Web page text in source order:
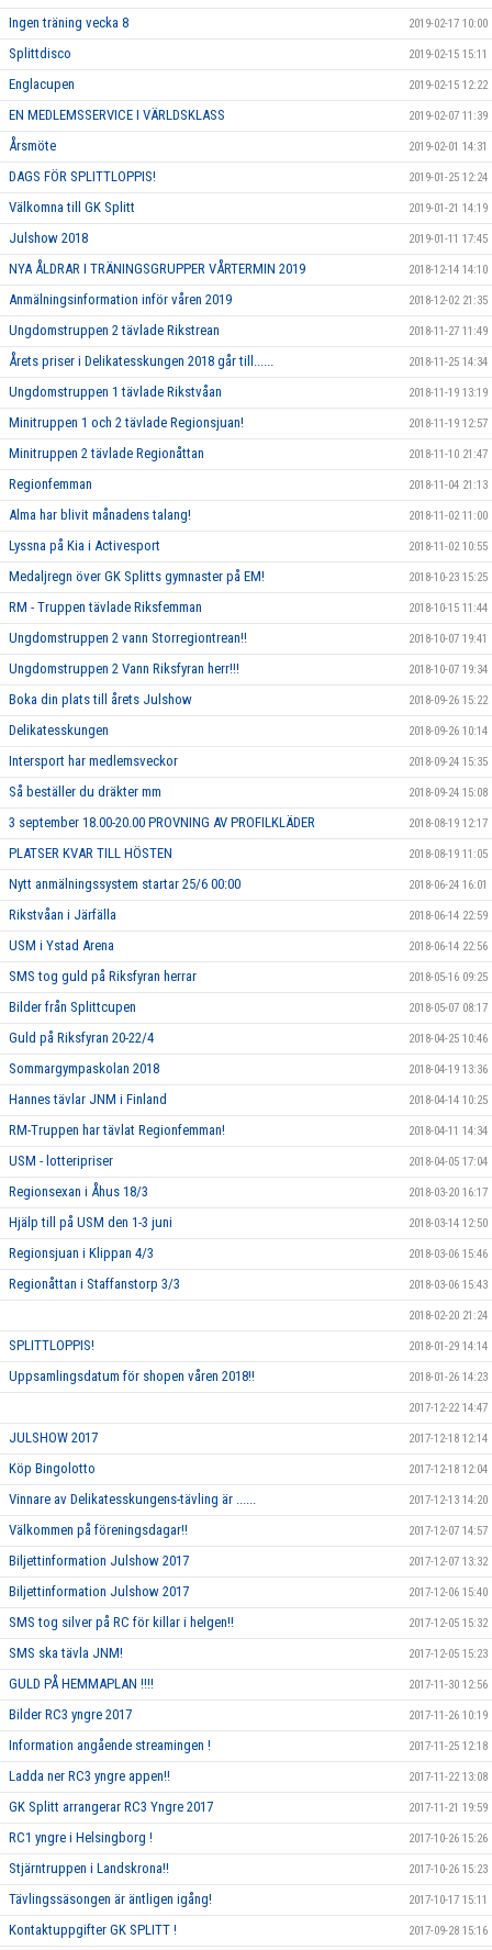
Ingen träning vecka 8 2019-02-17 10:00
Splittdisco 2019-02-15 15:11
Englacupen 2019-02-15 12:22
EN MEDLEMSSERVICE I VÄRLDSKLASS 2019-02-07 11:39
Årsmöte 2019-02-01 14:31
DAGS FÖR SPLITTLOPPIS! 2019-01-25 12:24
Välkomna till GK Splitt 2019-01-21 14:19
Julshow 2018 2019-01-11 17:45
NYA ÅLDRAR I TRÄNINGSGRUPPER VÅRTERMIN 2019 2018-12-14 14:10
Anmälningsinformation inför våren 2019 2018-12-02 21:35
Ungdomstruppen 2 tävlade Rikstrean 2018-11-27 11:49
Årets priser i Delikatesskungen 2018 går till...... 2018-11-25 14:34
Ungdomstruppen 1 tävlade Rikstvåan 2018-11-19 13:19
Minitruppen 1 och 2 tävlade Regionsjuan! 2018-11-19 12:57
Minitruppen 2 tävlade Regionåttan 2018-11-10 21:47
Regionfemman 2018-11-04 21:13
Alma har blivit månadens talang! 2018-11-02 11:00
Lyssna på Kia i Activesport 2018-11-02 10:55
Medaljregn över GK Splitts gymnaster på EM! 2018-10-23 15:25
RM - Truppen tävlade Riksfemman 2018-10-15 11:44
Ungdomstruppen 2 vann Storregiontrean!! 2018-10-07 19:41
Ungdomstruppen 2 Vann Riksfyran herr!!! 2018-10-07 19:34
Boka din plats till årets Julshow 2018-09-26 15:22
Delikatesskungen 2018-09-26 10:14
Intersport har medlemsveckor 2018-09-24 15:35
Så beställer du dräkter mm 2018-09-24 15:08
3 september 18.00-20.00 PROVNING AV PROFILKLÄDER 2018-08-19 12:17
PLATSER KVAR TILL HÖSTEN 2018-08-19 11:05
Nytt anmälningssystem startar 25/6 00:00 2018-06-24 16:01
Rikstvåan i Järfälla 2018-06-14 22:59
USM i Ystad Arena 2018-06-14 22:56
SMS tog guld på Riksfyran herrar 2018-05-16 09:25
Bilder från Splittcupen 2018-05-07 08:17
Guld på Riksfyran 20-22/4 2018-04-25 10:46
Sommargympaskolan 2018 2018-04-19 13:36
Hannes tävlar JNM i Finland 2018-04-14 10:25
RM-Truppen har tävlat Regionfemman! 2018-04-11 14:34
USM - lotteripriser 2018-04-05 17:04
Regionsexan i Åhus 18/3 2018-03-20 16:17
Hjälp till på USM den 1-3 juni 2018-03-14 12:50
Regionsjuan i Klippan 4/3 2018-03-06 15:46
Regionåttan i Staffanstorp 3/3 2018-03-06 15:43
2018-02-20 21:24
SPLITTLOPPIS! 2018-01-29 14:14
Uppsamlingsdatum för shopen våren 2018!! 2018-01-26 14:23
2017-12-22 14:47
JULSHOW 2017 2017-12-18 12:14
Köp Bingolotto 2017-12-18 12:04
Vinnare av Delikatesskungens-tävling är ...... 2017-12-13 14:20
Välkommen på föreningsdagar!! 2017-12-07 14:57
Biljettinformation Julshow 2017 2017-12-07 13:32
Biljettinformation Julshow 2017 2017-12-06 15:40
SMS tog silver på RC för killar i helgen!! 2017-12-05 15:32
SMS ska tävla JNM! 2017-12-05 15:23
GULD PÅ HEMMAPLAN !!!! 2017-11-30 12:56
Bilder RC3 yngre 2017 2017-11-26 10:19
Information angående streamingen ! 2017-11-25 12:18
Ladda ner RC3 yngre appen!! 2017-11-22 13:08
GK Splitt arrangerar RC3 Yngre 2017 2017-11-21 19:59
RC1 yngre i Helsingborg ! 2017-10-26 15:26
Stjärntruppen i Landskrona!! 2017-10-26 15:23
Tävlingssäsongen är äntligen igång! 2017-10-17 15:11
Kontaktuppgifter GK SPLITT ! 2017-09-28 15:16